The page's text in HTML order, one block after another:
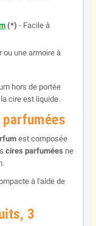
(*) - Facile à
une armoire à
hors de portée
cire est liquide.
est composée
cires parfumées ne
à l'aide de
3